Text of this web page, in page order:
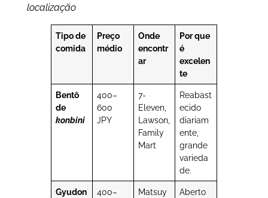
localização
Tipo de
comida
Preço
médio
Onde
encontr
ar
Por que
é
excelen
te
Bentō
de
konbini
400–
600
JPY
7-
Eleven,
Lawson,
Family
Mart
Reabast
ecido
diariam
ente,
grande
varieda
de.
Gyudon
400–
Matsuy
Aberto